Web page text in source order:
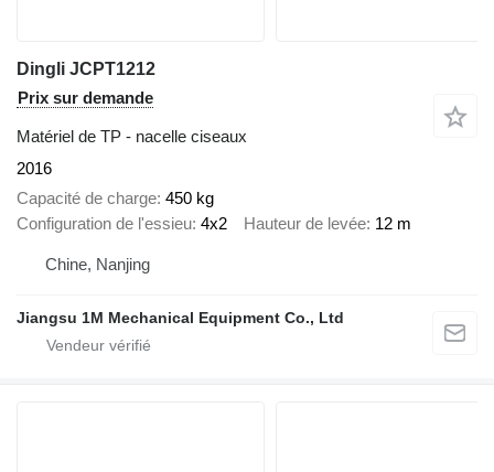
Dingli JCPT1212
Prix sur demande
Matériel de TP - nacelle ciseaux
2016
Capacité de charge 450 kg
Configuration de l'essieu 4x2 Hauteur de levée 12 m
Chine, Nanjing
Jiangsu 1M Mechanical Equipment Co., Ltd